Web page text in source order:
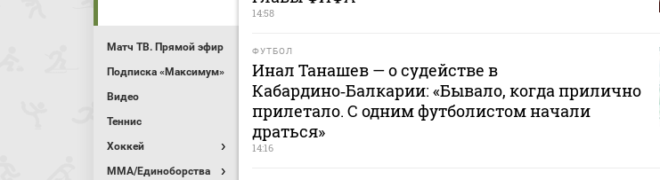
Матч ТВ. Прямой эфир
Подписка «Максимум»
Видео
Теннис
Хоккей
MMA/Единоборства
14:58
ФУТБОЛ
Инал Танашев — о судействе в
Кабардино‑Балкарии: «Бывало, когда прилично
прилетало. С одним футболистом начали
драться»
14:16